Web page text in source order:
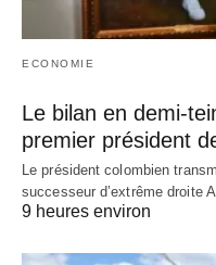
ECONOMIE
Le bilan en demi-
premier président
Le président colombien
successeur d’extrême droite
9 heures environ